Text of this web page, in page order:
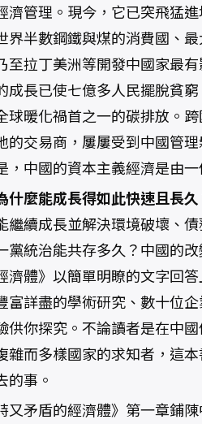
濟管理。現今，它已突飛猛
界半數鋼鐵與煤的消費國、
至拉丁美洲等開發中國家最
成長已使七億多人民擺脫貧
球暖化禍首之一的碳排放。
的交易商，屢屢受到中國管
，中國的資本主義經濟是由
什麼能成長得如此快速且長久
繼續成長並解決環境破壞、
黨統治能共存多久？中國的
濟體》以簡單明瞭的文字回
富詳盡的學術研究、數十位
供你探究。不論讀者是在中
雜而多樣國家的求知者，這
的事。
又矛盾的經濟體》第一章鋪